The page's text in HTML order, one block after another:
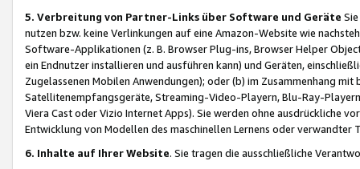
5. Verbreitung von Partner-Links über Software und Geräte
nutzen bzw. keine Verlinkungen auf eine Amazon-Website wie
Software-Applikationen (z. B. Browser Plug-ins, Browser Helper
ein Endnutzer installieren und ausführen kann) und Geräten,
Zugelassenen Mobilen Anwendungen); oder (b) im Zusammenhang
Satellitenempfangsgeräte, Streaming-Video-Playern, Blu-Ray-
Viera Cast oder Vizio Internet Apps). Sie werden ohne ausdrückliche
Entwicklung von Modellen des maschinellen Lernens oder
6. Inhalte auf Ihrer Website. Sie tragen die ausschließliche